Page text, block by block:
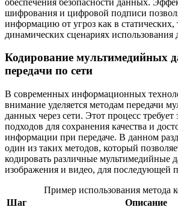
шифрования и цифровой подписи
информацию от угроз как в статических,
динамических сценариях использования
Кодирование мультимедийных
передачи по сети
В современных информационных
внимание уделяется методам передачи
данных через сети. Этот процесс
подходов для сохранения качества и
информации при передаче. В данном
один из таких методов, который
кодировать различные мультимедийные
изображения и видео, для последующей
Пример использования метода
Шаг
Описание